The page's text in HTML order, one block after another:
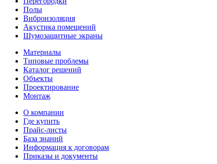
Полы
Виброизоляция
Акустика помещений
Шумозащитные экраны
Материалы
Типовые проблемы
Каталог решений
Объекты
Проектирование
Монтаж
О компании
Где купить
Прайс-листы
База знаний
Информация к договорам
Приказы и документы